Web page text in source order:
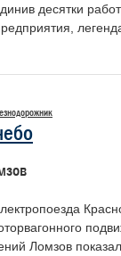
десятки
Ломзов
Никифоров
Председатель